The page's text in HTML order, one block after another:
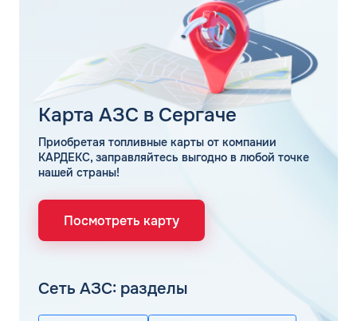
Карта АЗС в Сергаче
Приобретая топливные карты от компании
КАРДЕКС, заправляйтесь выгодно в любой точке
нашей страны!
Посмотреть карту
Сеть АЗС: разделы